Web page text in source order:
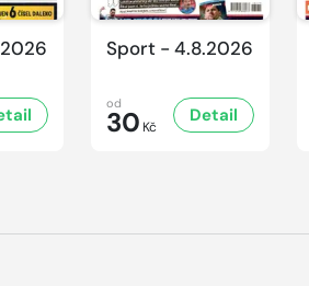
Sport - 4.8.2026
od
30 Kč
Detail